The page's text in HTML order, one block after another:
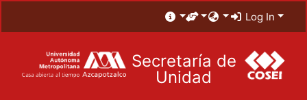
Log In
Secretaría de
Unidad